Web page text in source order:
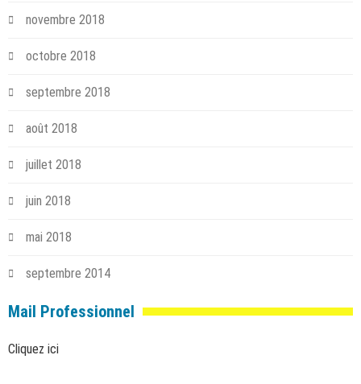
novembre 2018
octobre 2018
septembre 2018
août 2018
juillet 2018
juin 2018
mai 2018
septembre 2014
Mail Professionnel
Cliquez ici